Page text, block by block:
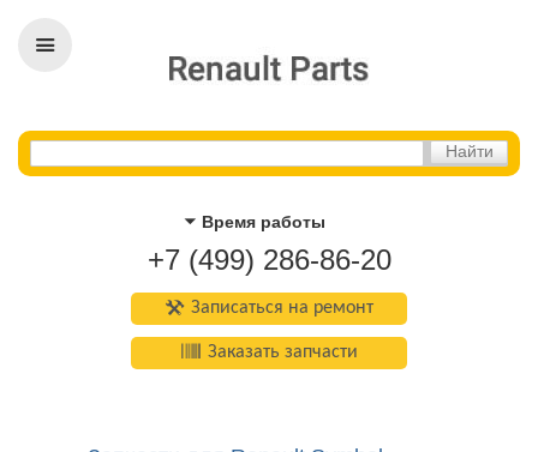
Время работы
+7 (499) 286-86-20
Записаться на ремонт
Заказать запчасти